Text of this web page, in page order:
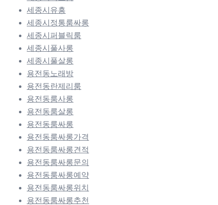
세종시유흥
세종시정통룸싸롱
세종시퍼블릭룸
세종시풀사롱
세종시풀살롱
용전동노래방
용전동란제리룸
용전동룸사롱
용전동룸살롱
용전동룸싸롱
용전동룸싸롱가격
용전동룸싸롱견적
용전동룸싸롱문의
용전동룸싸롱예약
용전동룸싸롱위치
용전동룸싸롱추천